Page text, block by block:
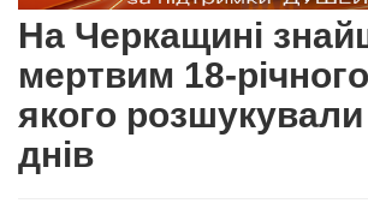
На Черкащині
мертвим 18-
якого розшукували
днів